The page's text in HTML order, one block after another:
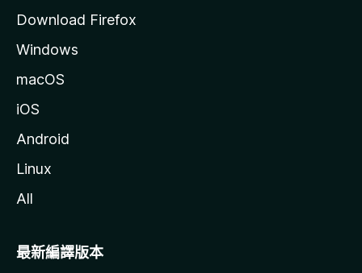
Download Firefox
Windows
macOS
iOS
Android
Linux
All
最新編譯版本